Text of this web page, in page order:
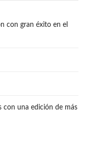
con gran éxito en el
con una edición de más